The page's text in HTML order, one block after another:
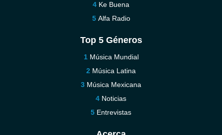
Ke Buena
Alfa Radio
Top 5 Géneros
Música Mundial
Música Latina
Música Mexicana
Noticias
Entrevistas